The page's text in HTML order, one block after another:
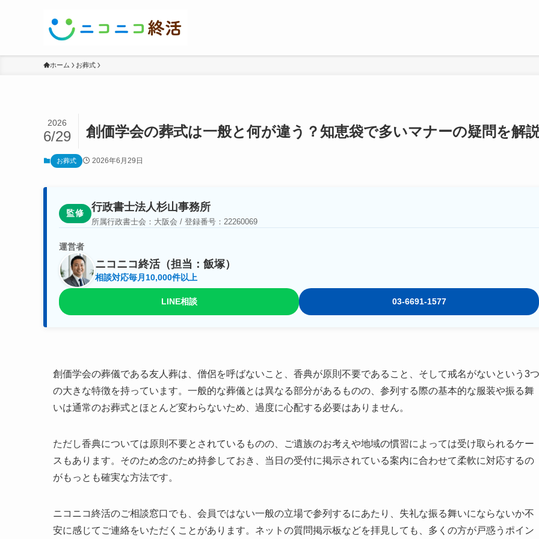
ホーム お葬式
創価学会の葬式は一般と何が違う？知恵袋で多いマナーの疑問を解
2026
6/29
お葬式 2026年6月29日
監修 行政書士法人杉山事務所
所属行政書士会：大阪会 / 登録番号：22260069
運営者
ニコニコ終活（担当：飯塚）
相談対応毎月10,000件以上
LINE相談 03-6691-1577
創価学会の葬儀である友人葬は、僧侶を呼ばないこと、香典が原則不要であること、そして戒名がないという3つ
の大きな特徴を持っています。一般的な葬儀とは異なる部分があるものの、参列する際の基本的な服装や振る舞
いは通常のお葬式とほとんど変わらないため、過度に心配する必要はありません。
ただし香典については原則不要とされているものの、ご遺族のお考えや地域の慣習によっては受け取られるケー
スもあります。そのため念のため持参しておき、当日の受付に掲示されている案内に合わせて柔軟に対応するの
がもっとも確実な方法です。
ニコニコ終活のご相談窓口でも、会員ではない一般の立場で参列するにあたり、失礼な振る舞いにならないか不
安に感じてご連絡をいただくことがあります。ネットの質問掲示板などを拝見しても、多くの方が戸惑うポイン